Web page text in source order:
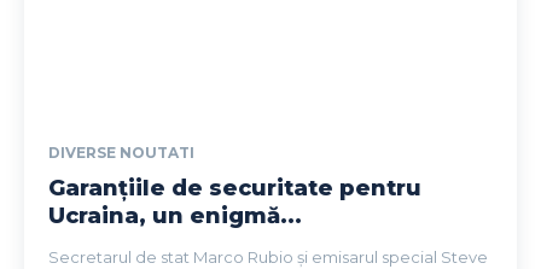
DIVERSE NOUTATI
Garanțiile de securitate pentru
Ucraina, un enigmă...
Secretarul de stat Marco Rubio și emisarul special Steve